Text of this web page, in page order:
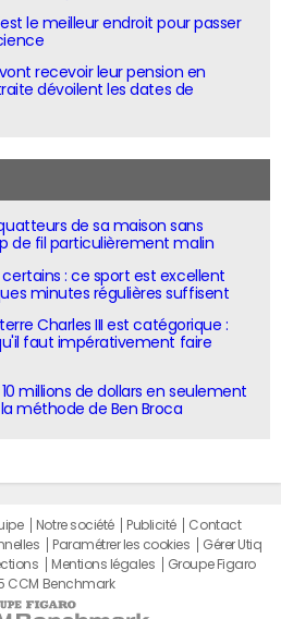
le meilleur endroit pour passer
recevoir leur pension en
dévoilent les dates de
de sa maison sans
de fil particulièrement malin
: ce sport est excellent
minutes régulières suffisent
Charles III est catégorique :
faut impérativement faire
millions de dollars en seulement
méthode de Ben Broca
Notre société Publicité
Contact
Paramétrer les cookies
Gérer Utiq
Mentions légales
Groupe Figaro
CCM Benchmark